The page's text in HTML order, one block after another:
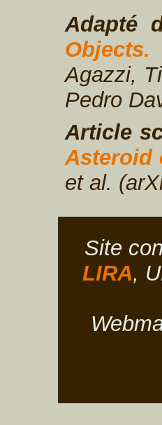
Adapté
Agazzi,
Pedro
Article
Asteroid
et al.
Site
LIRA,